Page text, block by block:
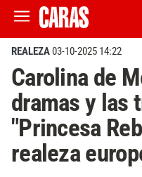
REALEZA03-10-2025 14:22
Carolina de
dramas y las
"Princesa
realeza